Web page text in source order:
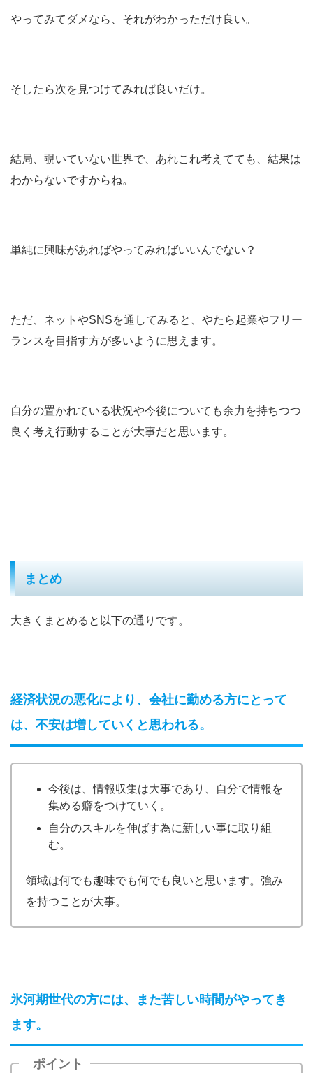
やってみてダメなら、それがわかっただけ良い。
そしたら次を見つけてみれば良いだけ。
結局、覗いていない世界で、あれこれ考えてても、結果は
わからないですからね。
単純に興味があればやってみればいいんでない？
ただ、ネットやSNSを通してみると、やたら起業やフリー
ランスを目指す方が多いように思えます。
自分の置かれている状況や今後についても余力を持ちつつ
良く考え行動することが大事だと思います。
まとめ
大きくまとめると以下の通りです。
経済状況の悪化により、会社に勤める方にとって
は、不安は増していくと思われる。
今後は、情報収集は大事であり、自分で情報を
集める癖をつけていく。
自分のスキルを伸ばす為に新しい事に取り組
む。
領域は何でも趣味でも何でも良いと思います。強み
を持つことが大事。
氷河期世代の方には、また苦しい時間がやってき
ます。
ポイント